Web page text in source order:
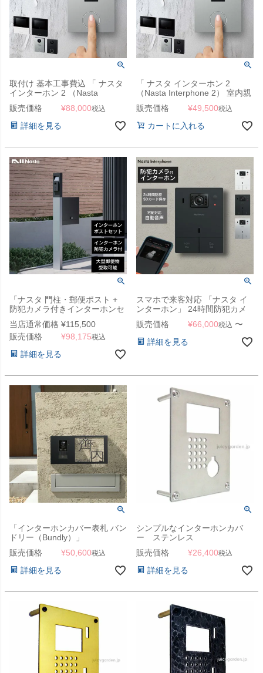
取付け 基本工事費込 「 ナスタ
インターホン 2 （Nasta
Interphone 2） 室内親機 + 玄関
子機 セット （KS-ND02A） 」
24時間防犯録画・録音 スマホ
対応 自動応答
販売価格 ¥88,000税込
詳細を見る
「 ナスタ インターホン 2
（Nasta Interphone 2） 室内親
機 + 玄関子機 セット （KS-
ND02A） 」 24時間防犯録画・
録音 スマホ対応 自動応答
販売価格 ¥49,500税込
カートに入れる
「ナスタ 門柱・郵便ポスト +
防犯カメラ付きインターホンセ
ット クオール（NASTA
Qual）」
当店通常価格 ¥115,500
販売価格
¥98,175税込
詳細を見る
スマホで来客対応 「ナスタ イ
ンターホン」 24時間防犯カメ
ラ機能
販売価格 ¥66,000税込 〜
詳細を見る
「インターホンカバー表札 バン
ドリー（Bundly）」
販売価格
¥50,600税込
詳細を見る
シンプルなインターホンカバ
ー ステンレス
販売価格
¥26,400税込
詳細を見る